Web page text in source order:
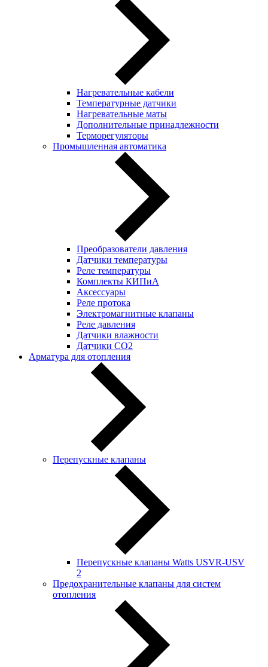
Нагревательные кабели
Температурные датчики
Нагревательные маты
Дополнительные принадлежности
Терморегуляторы
Промышленная автоматика
Преобразователи давления
Датчики температуры
Реле температуры
Комплекты КИПиА
Аксессуары
Реле протока
Электромагнитные клапаны
Реле давления
Датчики влажности
Датчики CO2
Арматура для отопления
Перепускные клапаны
Перепускные клапаны Watts USVR-USV
2
Предохранительные клапаны для систем
отопления